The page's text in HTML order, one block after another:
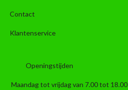
Contact
Klantenservice
Openingstijden
Maandag tot vrijdag van 7.00 tot 18.00